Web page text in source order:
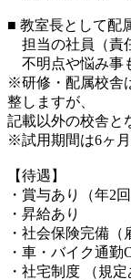
■ 教室長として配
担当の社員（責
不明点や悩み事
※研修・配属校舎
整しますが、
記載以外の校舎と
※試用期間は6ヶ月
【待遇】
・賞与あり（年2回
・昇給あり
・社会保険完備（
・車・バイク通勤
・社宅制度 （規定